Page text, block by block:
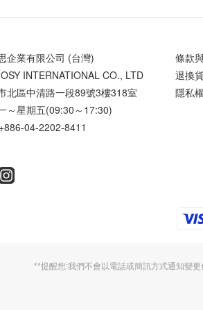
企業有限公司 (台灣)
INTERNATIONAL CO., LTD
北區中清路一段89號3樓318室
～星期五(09:30～17:30)
04-2202-8411
條款
退換
隱私
**提醒您:我們不會以電話或簡訊方式通知變